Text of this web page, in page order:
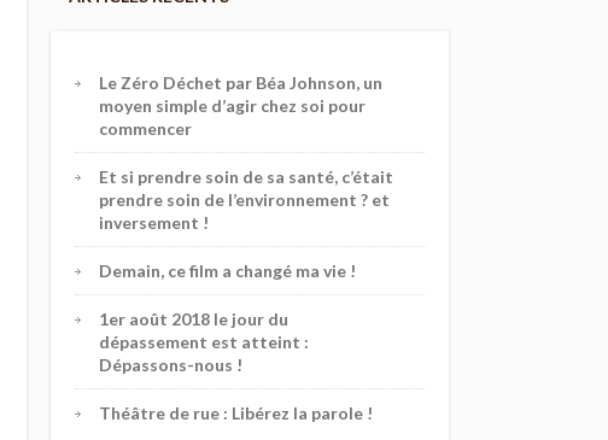
Le Zéro Déchet par Béa Johnson, un
moyen simple d’agir chez soi pour
commencer
Et si prendre soin de sa santé, c’était
prendre soin de l’environnement ? et
inversement !
Demain, ce film a changé ma vie !
1er août 2018 le jour du
dépassement est atteint :
Dépassons-nous !
Théâtre de rue : Libérez la parole !